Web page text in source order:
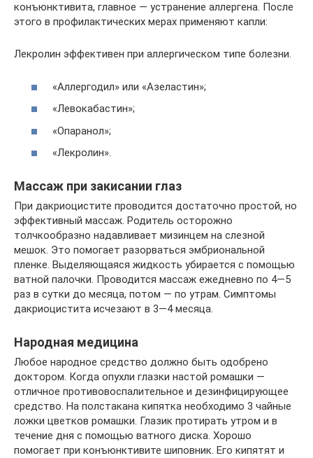
конъюнктивита, главное — устранение аллергена. После
этого в профилактических мерах применяют капли:
Лекролин эффективен при аллергическом типе болезни.
«Аллергодил» или «Азеластин»;
«Левокабастин»;
«Опаранол»;
«Лекролин».
Массаж при закисании глаз
При дакриоцистите проводится достаточно простой, но
эффективный массаж. Родитель осторожно
толчкообразно надавливает мизинцем на слезной
мешок. Это помогает разорваться эмбриональной
пленке. Выделяющаяся жидкость убирается с помощью
ватной палочки. Проводится массаж ежедневно по 4—5
раз в сутки до месяца, потом — по утрам. Симптомы
дакриоцистита исчезают в 3—4 месяца.
Народная медицина
Любое народное средство должно быть одобрено
доктором. Когда опухли глазки настой ромашки —
отличное противовоспалительное и дезинфицирующее
средство. На полстакана кипятка необходимо 3 чайные
ложки цветков ромашки. Глазик протирать утром и в
течение дня с помощью ватного диска. Хорошо
помогает при конъюнктивите шиповник. Его кипятят и